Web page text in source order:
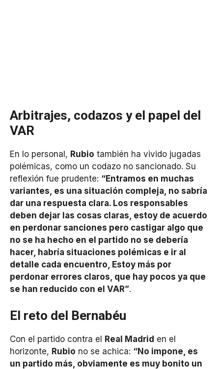
Arbitrajes, codazos y el papel del
VAR
En lo personal, Rubio también ha vivido jugadas
polémicas, como un codazo no sancionado. Su
reflexión fue prudente: “Entramos en muchas
variantes, es una situación compleja, no sabría
dar una respuesta clara. Los responsables
deben dejar las cosas claras, estoy de acuerdo
en perdonar sanciones pero castigar algo que
no se ha hecho en el partido no se debería
hacer, habría situaciones polémicas e ir al
detalle cada encuentro, Estoy más por
perdonar errores claros, que hay pocos ya que
se han reducido con el VAR”.
El reto del Bernabéu
Con el partido contra el Real Madrid en el
horizonte, Rubio no se achica: “No impone, es
un partido más, obviamente es muy bonito un